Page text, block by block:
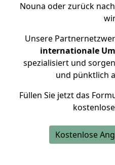
Nouna oder zurück
Unsere
internationale
spezialisiert und
und pünktlich
Füllen Sie jetzt das
Kostenlose